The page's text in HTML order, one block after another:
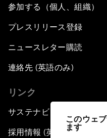
このウェ
ます
参加する（個人、組織）
プレスリリース登録
ニュースレター購読
連絡先 (英語のみ)
リンク
サステナビリティへの取り
採用情報 (英語のみ)